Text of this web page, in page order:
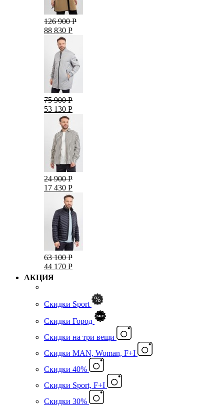
126 900 Р
88 830 Р
75 900 Р
53 130 Р
24 900 Р
17 430 Р
63 100 Р
44 170 Р
АКЦИЯ
Скидки Sport
Скидки Город
Cкидки на три вещи
Скидки MAN, Woman, F+I
Скидки 40%
Скидки Sport, F+I
Скидки 30%